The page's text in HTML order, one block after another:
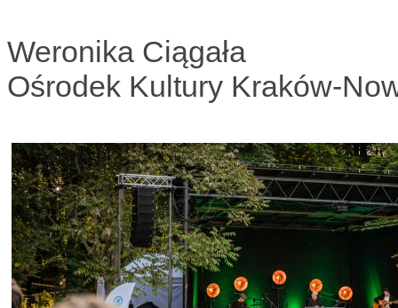
Weronika Ciągała
Ośrodek Kultury Kraków-